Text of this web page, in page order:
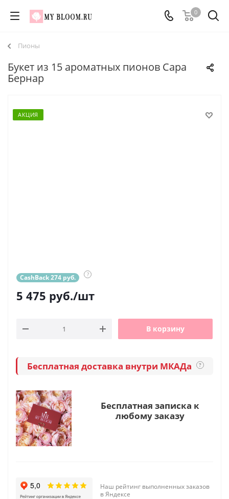
0
Пионы
Букет из 15 ароматных пионов Сара
Бернар
АКЦИЯ
CashBack 274 руб. ?
5 475 руб./шт
В корзину
Бесплатная доставка внутри МКАДа ?
Бесплатная записка к
любому заказу
Наш рейтинг выполненных заказов
в Яндексе